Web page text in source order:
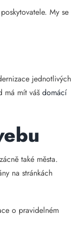
My se
jednotlivých
má mít vášdomácí
také města.
na stránkách
o pravidelném